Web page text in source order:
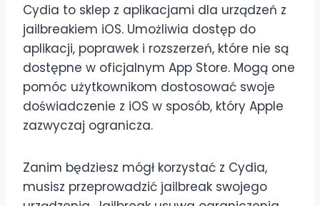
Cydia to sklep z aplikacjami dla urządzeń z
jailbreakiem iOS. Umożliwia dostęp do
aplikacji, poprawek i rozszerzeń, które nie są
dostępne w oficjalnym App Store. Mogą one
pomóc użytkownikom dostosować swoje
doświadczenie z iOS w sposób, który Apple
zazwyczaj ogranicza.
Zanim będziesz mógł korzystać z Cydia,
musisz przeprowadzić jailbreak swojego